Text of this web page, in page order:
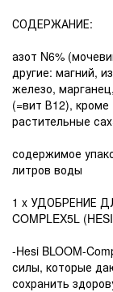
СОДЕРЖАНИЕ:
азот N6%
другие: магний,
железо,
(=вит В12), кроме
растительные
содержимое
литров воды
1 x УДОБРЕНИЕ
COMPLEX5L
-Hesi BLOOM-
силы, которые
сохранить